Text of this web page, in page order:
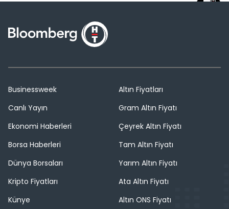
Businessweek
Canlı Yayın
Ekonomi Haberleri
Borsa Haberleri
Dünya Borsaları
Kripto Fiyatları
Künye
Altın Fiyatları
Gram Altın Fiyatı
Çeyrek Altın Fiyatı
Tam Altın Fiyatı
Yarım Altın Fiyatı
Ata Altın Fiyatı
Altın ONS Fiyatı